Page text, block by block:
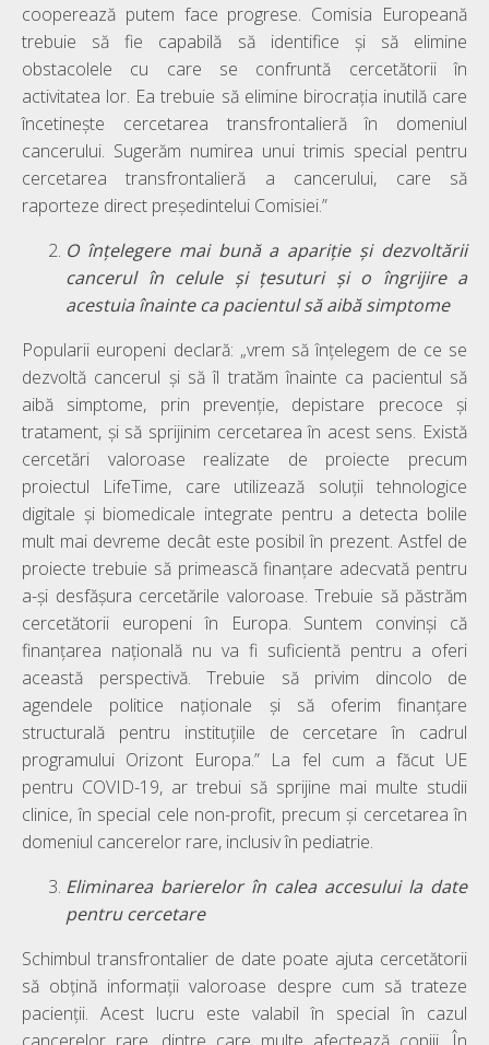
cooperează putem face progrese. Comisia Europeană
trebuie să fie capabilă să identifice și să elimine
obstacolele cu care se confruntă cercetătorii în
activitatea lor. Ea trebuie să elimine birocrația inutilă care
încetinește cercetarea transfrontalieră în domeniul
cancerului. Sugerăm numirea unui trimis special pentru
cercetarea transfrontalieră a cancerului, care să
raporteze direct președintelui Comisiei.”
O înțelegere mai bună a apariție și dezvoltării
cancerul în celule și țesuturi și o îngrijire a
acestuia înainte ca pacientul să aibă simptome
Popularii europeni declară: „vrem să înțelegem de ce se
dezvoltă cancerul și să îl tratăm înainte ca pacientul să
aibă simptome, prin prevenție, depistare precoce și
tratament, și să sprijinim cercetarea în acest sens. Există
cercetări valoroase realizate de proiecte precum
proiectul LifeTime, care utilizează soluții tehnologice
digitale și biomedicale integrate pentru a detecta bolile
mult mai devreme decât este posibil în prezent. Astfel de
proiecte trebuie să primească finanțare adecvată pentru
a-și desfășura cercetările valoroase. Trebuie să păstrăm
cercetătorii europeni în Europa. Suntem convinși că
finanțarea națională nu va fi suficientă pentru a oferi
această perspectivă. Trebuie să privim dincolo de
agendele politice naționale și să oferim finanțare
structurală pentru instituțiile de cercetare în cadrul
programului Orizont Europa.” La fel cum a făcut UE
pentru COVID-19, ar trebui să sprijine mai multe studii
clinice, în special cele non-profit, precum și cercetarea în
domeniul cancerelor rare, inclusiv în pediatrie.
Eliminarea barierelor în calea accesului la date
pentru cercetare
Schimbul transfrontalier de date poate ajuta cercetătorii
să obțină informații valoroase despre cum să trateze
pacienții. Acest lucru este valabil în special în cazul
cancerelor rare, dintre care multe afectează copiii. În